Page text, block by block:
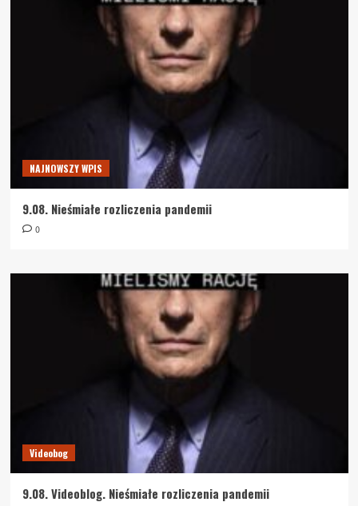
NAJNOWSZY WPIS
9.08. Nieśmiałe rozliczenia pandemii
0
Videobog
9.08. Videoblog. Nieśmiałe rozliczenia pandemii